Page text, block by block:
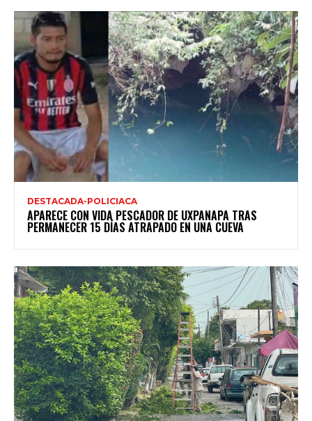
DESTACADA-POLICIACA
APARECE CON VIDA PESCADOR DE UXPANAPA TRAS
PERMANECER 15 DÍAS ATRAPADO EN UNA CUEVA